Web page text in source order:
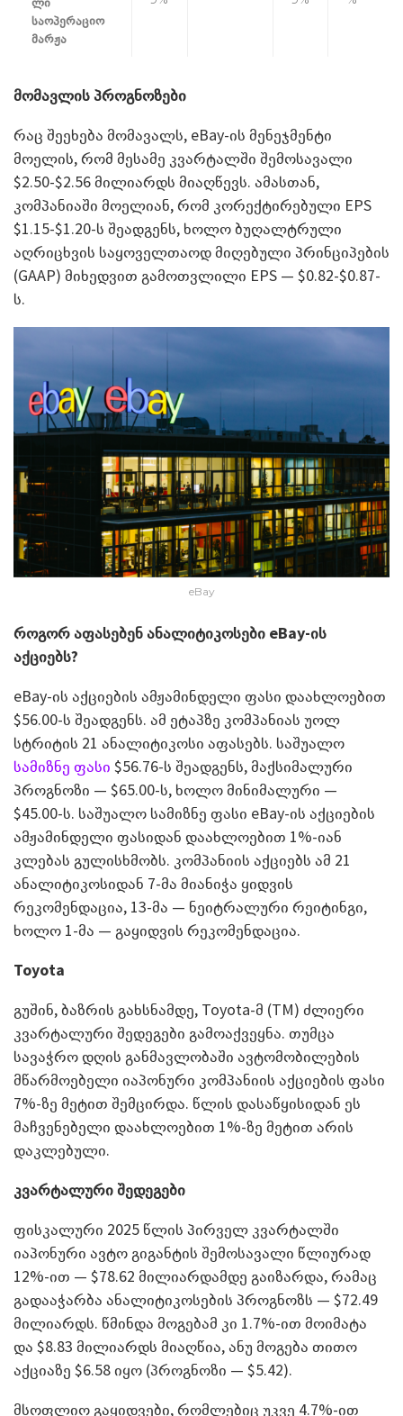
საოპერაციო
მარჟა
მომავლის პროგნოზები
რაც შეეხება მომავალს, eBay-ის მენეჯმენტი
მოელის, რომ მესამე კვარტალში შემოსავალი
$2.50-$2.56 მილიარდს მიაღწევს. ამასთან,
კომპანიაში მოელიან, რომ კორექტირებული EPS
$1.15-$1.20-ს შეადგენს, ხოლო ბუღალტრული
აღრიცხვის საყოველთაოდ მიღებული პრინციპების
(GAAP) მიხედვით გამოთვლილი EPS — $0.82-$0.87-
ს.
eBay
როგორ აფასებენ ანალიტიკოსები eBay-ის
აქციებს?
eBay-ის აქციების ამჟამინდელი ფასი დაახლოებით
$56.00-ს შეადგენს. ამ ეტაპზე კომპანიას უოლ
სტრიტის 21 ანალიტიკოსი აფასებს. საშუალო
სამიზნე ფასი $56.76-ს შეადგენს, მაქსიმალური
პროგნოზი — $65.00-ს, ხოლო მინიმალური —
$45.00-ს. საშუალო სამიზნე ფასი eBay-ის აქციების
ამჟამინდელი ფასიდან დაახლოებით 1%-იან
კლებას გულისხმობს. კომპანიის აქციებს ამ 21
ანალიტიკოსიდან 7-მა მიანიჭა ყიდვის
რეკომენდაცია, 13-მა — ნეიტრალური რეიტინგი,
ხოლო 1-მა — გაყიდვის რეკომენდაცია.
Toyota
გუშინ, ბაზრის გახსნამდე, Toyota-მ (TM) ძლიერი
კვარტალური შედეგები გამოაქვეყნა. თუმცა
სავაჭრო დღის განმავლობაში ავტომობილების
მწარმოებელი იაპონური კომპანიის აქციების ფასი
7%-ზე მეტით შემცირდა. წლის დასაწყისიდან ეს
მაჩვენებელი დაახლოებით 1%-ზე მეტით არის
დაკლებული.
კვარტალური შედეგები
ფისკალური 2025 წლის პირველ კვარტალში
იაპონური ავტო გიგანტის შემოსავალი წლიურად
12%-ით — $78.62 მილიარდამდე გაიზარდა, რამაც
გადააჭარბა ანალიტიკოსების პროგნოზს — $72.49
მილიარდს. წმინდა მოგებამ კი 1.7%-ით მოიმატა
და $8.83 მილიარდს მიაღწია, ანუ მოგება თითო
აქციაზე $6.58 იყო (პროგნოზი — $5.42).
მსოფლიო გაყიდვები, რომლებიც უკვე 4.7%-ით